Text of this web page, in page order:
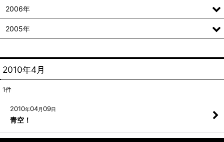
2010年4月
1件
2010年04月09日
青空！
2006年
2005年